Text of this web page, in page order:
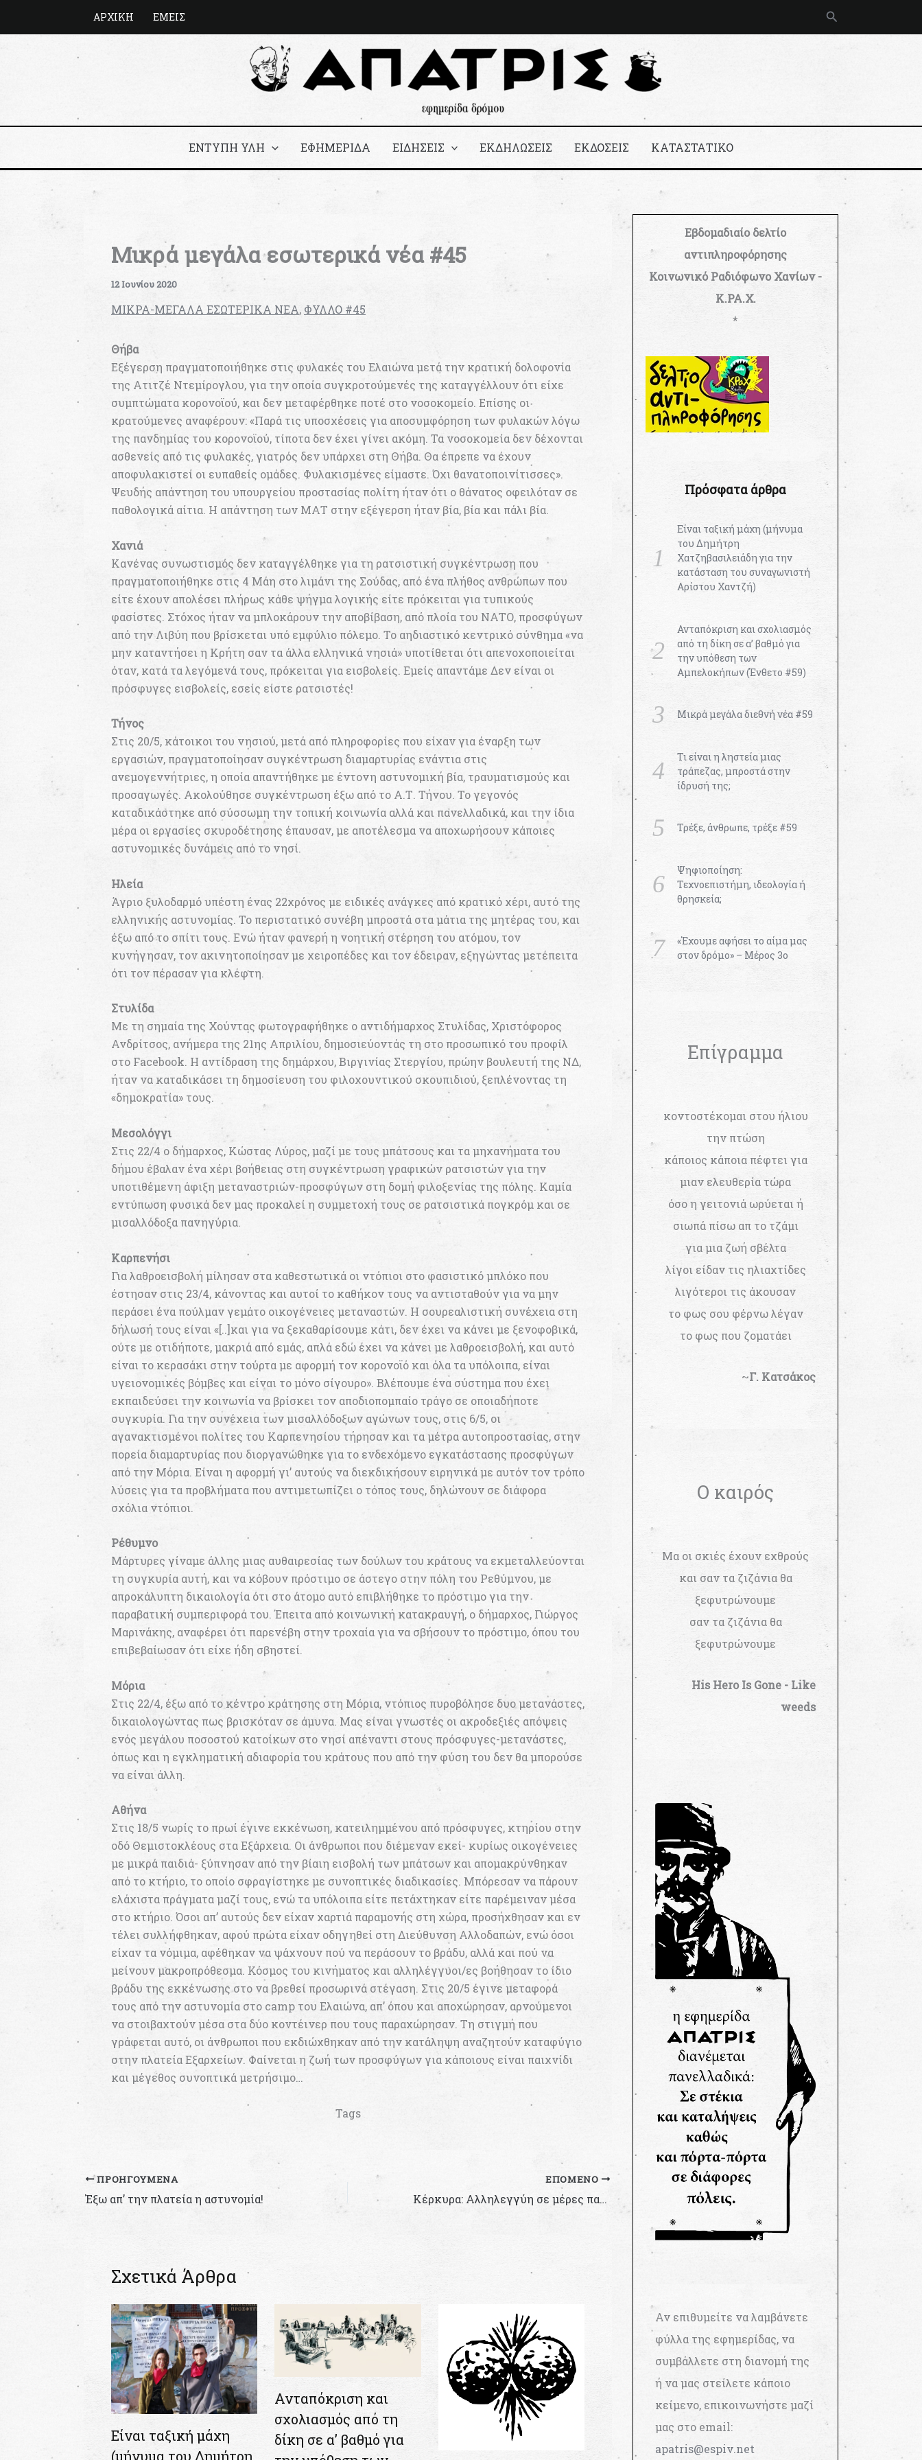
ΑΡΧΙΚΗ ΕΜΕΙΣ Αναζήτηση
ΕΝΤΥΠΗ ΥΛΗ ΕΦΗΜΕΡΙΔΑ ΕΙΔΗΣΕΙΣ ΕΚΔΗΛΩΣΕΙΣ ΕΚΔΟΣΕΙΣ ΚΑΤΑΣΤΑΤΙΚΟ
Μικρά μεγάλα εσωτερικά νέα #45
12 Ιουνίου 2020
ΜΙΚΡΑ-ΜΕΓΑΛΑ ΕΣΩΤΕΡΙΚΑ ΝΕΑ, ΦΥΛΛΟ #45
­Θήβα
Εξέγερση πραγματοποιήθηκε στις φυλακές του Ελαιώνα μετά την κρατική δολοφονία
της Ατιτζέ Ντεμίρογλου, για την οποία συγκροτούμενές της καταγγέλλουν ότι είχε
συμπτώματα κορονοϊού, και δεν μεταφέρθηκε ποτέ στο νοσοκομείο. Επίσης οι
κρατούμενες αναφέρουν: «Παρά τις υποσχέσεις για αποσυμφόρηση των φυλακών λόγω
της πανδημίας του κορονοϊού, τίποτα δεν έχει γίνει ακόμη. Τα νοσοκομεία δεν δέχονται
ασθενείς από τις φυλακές, γιατρός δεν υπάρχει στη Θήβα. Θα έπρεπε να έχουν
αποφυλακιστεί οι ευπαθείς ομάδες. Φυλακισμένες είμαστε. Όχι θανατοποινίτισσες».
Ψευδής απάντηση του υπουργείου προστασίας πολίτη ήταν ότι ο θάνατος οφειλόταν σε
παθολογικά αίτια. Η απάντηση των ΜΑΤ στην εξέγερση ήταν βία, βία και πάλι βία.
Χανιά
Κανένας συνωστισμός δεν καταγγέλθηκε για τη ρατσιστική συγκέντρωση που
πραγματοποιήθηκε στις 4 Μάη στο λιμάνι της Σούδας, από ένα πλήθος ανθρώπων που
είτε έχουν απολέσει πλήρως κάθε ψήγμα λογικής είτε πρόκειται για τυπικούς
φασίστες. Στόχος ήταν να μπλοκάρουν την αποβίβαση, από πλοία του ΝΑΤΟ, προσφύγων
από την Λιβύη που βρίσκεται υπό εμφύλιο πόλεμο. Το αηδιαστικό κεντρικό σύνθημα «να
μην καταντήσει η Κρήτη σαν τα άλλα ελληνικά νησιά» υποτίθεται ότι απενοχοποιείται
όταν, κατά τα λεγόμενά τους, πρόκειται για εισβολείς. Εμείς απαντάμε Δεν είναι οι
πρόσφυγες εισβολείς, εσείς είστε ρατσιστές!
Τήνος
Στις 20/5, κάτοικοι του νησιού, μετά από πληροφορίες που είχαν για έναρξη των
εργασιών, πραγματοποίησαν συγκέντρωση διαμαρτυρίας ενάντια στις
ανεμογεννήτριες, η οποία απαντήθηκε με έντονη αστυνομική βία, τραυματισμούς και
προσαγωγές. Ακολούθησε συγκέντρωση έξω από το Α.Τ. Τήνου. Το γεγονός
καταδικάστηκε από σύσσωμη την τοπική κοινωνία αλλά και πανελλαδικά, και την ίδια
μέρα οι εργασίες σκυροδέτησης έπαυσαν, με αποτέλεσμα να αποχωρήσουν κάποιες
αστυνομικές δυνάμεις από το νησί.
Ηλεία
Άγριο ξυλοδαρμό υπέστη ένας 22χρόνος με ειδικές ανάγκες από κρατικό χέρι, αυτό της
ελληνικής αστυνομίας. Το περιστατικό συνέβη μπροστά στα μάτια της μητέρας του, και
έξω από το σπίτι τους. Ενώ ήταν φανερή η νοητική στέρηση του ατόμου, τον
κυνήγησαν, τον ακινητοποίησαν με χειροπέδες και τον έδειραν, εξηγώντας μετέπειτα
ότι τον πέρασαν για κλέφτη.
Στυλίδα
Με τη σημαία της Χούντας φωτογραφήθηκε ο αντιδήμαρχος Στυλίδας, Χριστόφορος
Ανδρίτσος, ανήμερα της 21ης Απριλίου, δημοσιεύοντάς τη στο προσωπικό του προφίλ
στο Facebook. Η αντίδραση της δημάρχου, Βιργινίας Στεργίου, πρώην βουλευτή της ΝΔ,
ήταν να καταδικάσει τη δημοσίευση του φιλοχουντικού σκουπιδιού, ξεπλένοντας τη
«δημοκρατία» τους.
Μεσολόγγι
Στις 22/4 ο δήμαρχος, Κώστας Λύρος, μαζί με τους μπάτσους και τα μηχανήματα του
δήμου έβαλαν ένα χέρι βοήθειας στη συγκέντρωση γραφικών ρατσιστών για την
υποτιθέμενη άφιξη μεταναστριών-προσφύγων στη δομή φιλοξενίας της πόλης. Καμία
εντύπωση φυσικά δεν μας προκαλεί η συμμετοχή τους σε ρατσιστικά πογκρόμ και σε
μισαλλόδοξα πανηγύρια.
Καρπενήσι
Για λαθροεισβολή μίλησαν στα καθεστωτικά οι ντόπιοι στο φασιστικό μπλόκο που
έστησαν στις 23/4, κάνοντας και αυτοί το καθήκον τους να αντισταθούν για να μην
περάσει ένα πούλμαν γεμάτο οικογένειες μεταναστών. Η σουρεαλιστική συνέχεια στη
δήλωσή τους είναι «[..]και για να ξεκαθαρίσουμε κάτι, δεν έχει να κάνει με ξενοφοβικά,
ούτε με οτιδήποτε, μακριά από εμάς, απλά εδώ έχει να κάνει με λαθροεισβολή, και αυτό
είναι το κερασάκι στην τούρτα με αφορμή τον κορονοϊό και όλα τα υπόλοιπα, είναι
υγειονομικές βόμβες και είναι το μόνο σίγουρο». Βλέπουμε ένα σύστημα που έχει
εκπαιδεύσει την κοινωνία να βρίσκει τον αποδιοπομπαίο τράγο σε οποιαδήποτε
συγκυρία. Για την συνέχεια των μισαλλόδοξων αγώνων τους, στις 6/5, οι
αγανακτισμένοι πολίτες του Καρπενησίου τήρησαν και τα μέτρα αυτοπροστασίας, στην
πορεία διαμαρτυρίας που διοργανώθηκε για το ενδεχόμενο εγκατάστασης προσφύγων
από την Μόρια. Είναι η αφορμή γι’ αυτούς να διεκδικήσουν ειρηνικά με αυτόν τον τρόπο
λύσεις για τα προβλήματα που αντιμετωπίζει ο τόπος τους, δηλώνουν σε διάφορα
σχόλια ντόπιοι.
Ρέθυμνο
Μάρτυρες γίναμε άλλης μιας αυθαιρεσίας των δούλων του κράτους να εκμεταλλεύονται
τη συγκυρία αυτή, και να κόβουν πρόστιμο σε άστεγο στην πόλη του Ρεθύμνου, με
απροκάλυπτη δικαιολογία ότι στο άτομο αυτό επιβλήθηκε το πρόστιμο για την
παραβατική συμπεριφορά του. Έπειτα από κοινωνική κατακραυγή, ο δήμαρχος, Γιώργος
Μαρινάκης, αναφέρει ότι παρενέβη στην τροχαία για να σβήσουν το πρόστιμο, όπου του
επιβεβαίωσαν ότι είχε ήδη σβηστεί.
Μόρια
Στις 22/4, έξω από το κέντρο κράτησης στη Μόρια, ντόπιος πυροβόλησε δυο μετανάστες,
δικαιολογώντας πως βρισκόταν σε άμυνα. Μας είναι γνωστές οι ακροδεξιές απόψεις
ενός μεγάλου ποσοστού κατοίκων στο νησί απέναντι στους πρόσφυγες-μετανάστες,
όπως και η εγκληματική αδιαφορία του κράτους που από την φύση του δεν θα μπορούσε
να είναι άλλη.
Αθήνα
Στις 18/5 νωρίς το πρωί έγινε εκκένωση, κατειλημμένου από πρόσφυγες, κτηρίου στην
οδό Θεμιστοκλέους στα Εξάρχεια. Οι άνθρωποι που διέμεναν εκεί- κυρίως οικογένειες
με μικρά παιδιά- ξύπνησαν από την βίαιη εισβολή των μπάτσων και απομακρύνθηκαν
από το κτήριο, το οποίο σφραγίστηκε με συνοπτικές διαδικασίες. Μπόρεσαν να πάρουν
ελάχιστα πράγματα μαζί τους, ενώ τα υπόλοιπα είτε πετάχτηκαν είτε παρέμειναν μέσα
στο κτήριο. Όσοι απ’ αυτούς δεν είχαν χαρτιά παραμονής στη χώρα, προσήχθησαν και εν
τέλει συλλήφθηκαν, αφού πρώτα είχαν οδηγηθεί στη Διεύθυνση Αλλοδαπών, ενώ όσοι
είχαν τα νόμιμα, αφέθηκαν να ψάχνουν πού να περάσουν το βράδυ, αλλά και πού να
μείνουν μακροπρόθεσμα. Κόσμος του κινήματος και αλληλέγγυοι/ες βοήθησαν το ίδιο
βράδυ της εκκένωσης στο να βρεθεί προσωρινά στέγαση. Στις 20/5 έγινε μεταφορά
τους από την αστυνομία στο camp του Ελαιώνα, απ’ όπου και αποχώρησαν, αρνούμενοι
να στοιβαχτούν μέσα στα δύο κοντέινερ που τους παραχώρησαν. Τη στιγμή που
γράφεται αυτό, οι άνθρωποι που εκδιώχθηκαν από την κατάληψη αναζητούν καταφύγιο
στην πλατεία Εξαρχείων. Φαίνεται η ζωή των προσφύγων για κάποιους είναι παιχνίδι
και μέγεθος συνοπτικά μετρήσιμο…
Tags
ΠΡΟΗΓΟΎΜΕΝΑ
Έξω απ’ την πλατεία η αστυνομία!
ΕΠΌΜΕΝΟ
Κέρκυρα: Αλληλεγγύη σε μέρες πανδημίας
Σχετικά Άρθρα
Είναι ταξική μάχη
(μήνυμα του Δημήτρη
Ανταπόκριση και
σχολιασμός από τη
δίκη σε α’ βαθμό για
Εβδομαδιαίο δελτίο
αντιπληροφόρησης
Κοινωνικό Ραδιόφωνο Χανίων -
Κ.ΡΑ.Χ.
*
Πρόσφατα άρθρα
Είναι ταξική μάχη (μήνυμα
του Δημήτρη
Χατζηβασιλειάδη για την
κατάσταση του συναγωνιστή
Αρίστου Χαντζή)
Ανταπόκριση και σχολιασμός
από τη δίκη σε α’ βαθμό για
την υπόθεση των
Αμπελοκήπων (Ένθετο #59)
Μικρά μεγάλα διεθνή νέα #59
Τι είναι η ληστεία μιας
τράπεζας, μπροστά στην
ίδρυσή της;
Τρέξε, άνθρωπε, τρέξε #59
Ψηφιοποίηση:
Τεχνοεπιστήμη, ιδεολογία ή
θρησκεία;
«Έχουμε αφήσει το αίμα μας
στον δρόμο» – Μέρος 3ο
Επίγραμμα
κοντοστέκομαι στου ήλιου
την πτώση
κάποιος κάποια πέφτει για
μιαν ελευθερία τώρα
όσο η γειτονιά ωρύεται ή
σιωπά πίσω απ το τζάμι
για μια ζωή σβέλτα
λίγοι είδαν τις ηλιαχτίδες
λιγότεροι τις άκουσαν
το φως σου φέρνω λέγαν
το φως που ζοματάει
~Γ. Κατσάκος
Ο καιρός
Μα οι σκιές έχουν εχθρούς
και σαν τα ζιζάνια θα
ξεφυτρώνουμε
σαν τα ζιζάνια θα
ξεφυτρώνουμε
His Hero Is Gone - Like
weeds
Αν επιθυμείτε να λαμβάνετε
φύλλα της εφημερίδας, να
συμβάλλετε στη διανομή της
ή να μας στείλετε κάποιο
κείμενο, επικοινωνήστε μαζί
μας στο email:
apatris@espiv.net